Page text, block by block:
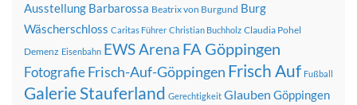
Ausstellung Barbarossa Beatrix von Burgund Burg
Wäscherschloss Caritas Führer Christian Buchholz Claudia Pohel
Demenz Eisenbahn EWS Arena FA Göppingen
FotografieFrisch-Auf-Göppingen Frisch Auf Fußball
Galerie Stauferland Gerechtigkeit Glauben Göppingen